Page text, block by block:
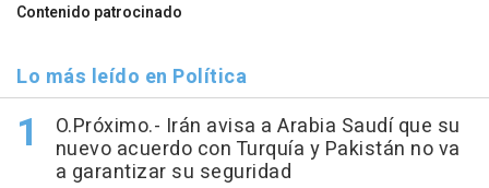
Contenido patrocinado
Lo más leído en Política
O.Próximo.- Irán avisa a Arabia Saudí que su
nuevo acuerdo con Turquía y Pakistán no va
a garantizar su seguridad